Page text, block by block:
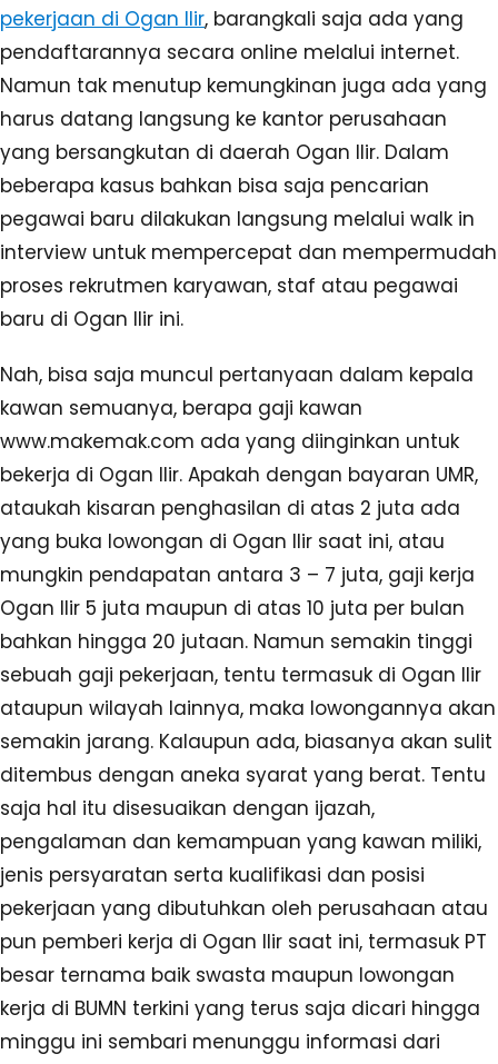
pekerjaan di Ogan Ilir, barangkali saja ada yang
pendaftarannya secara online melalui internet.
Namun tak menutup kemungkinan juga ada yang
harus datang langsung ke kantor perusahaan
yang bersangkutan di daerah Ogan Ilir. Dalam
beberapa kasus bahkan bisa saja pencarian
pegawai baru dilakukan langsung melalui walk in
interview untuk mempercepat dan mempermudah
proses rekrutmen karyawan, staf atau pegawai
baru di Ogan Ilir ini.
Nah, bisa saja muncul pertanyaan dalam kepala
kawan semuanya, berapa gaji kawan
www.makemak.com ada yang diinginkan untuk
bekerja di Ogan Ilir. Apakah dengan bayaran UMR,
ataukah kisaran penghasilan di atas 2 juta ada
yang buka lowongan di Ogan Ilir saat ini, atau
mungkin pendapatan antara 3 – 7 juta, gaji kerja
Ogan Ilir 5 juta maupun di atas 10 juta per bulan
bahkan hingga 20 jutaan. Namun semakin tinggi
sebuah gaji pekerjaan, tentu termasuk di Ogan Ilir
ataupun wilayah lainnya, maka lowongannya akan
semakin jarang. Kalaupun ada, biasanya akan sulit
ditembus dengan aneka syarat yang berat. Tentu
saja hal itu disesuaikan dengan ijazah,
pengalaman dan kemampuan yang kawan miliki,
jenis persyaratan serta kualifikasi dan posisi
pekerjaan yang dibutuhkan oleh perusahaan atau
pun pemberi kerja di Ogan Ilir saat ini, termasuk PT
besar ternama baik swasta maupun lowongan
kerja di BUMN terkini yang terus saja dicari hingga
minggu ini sembari menunggu informasi dari